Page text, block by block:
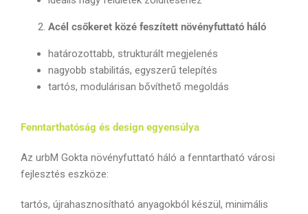
Acél csőkeret közé feszített növényfuttató háló
határozottabb, strukturált megjelenés
nagyobb stabilitás, egyszerű telepítés
tartós, modulárisan bővíthető megoldás
Fenntarthatóság és design egyensúlya
Az urbM Gokta növényfuttató háló a fenntartható városi
fejlesztés eszköze:
tartós, újrahasznosítható anyagokból készül, minimális